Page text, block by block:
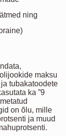
ning
maksu
tubakatoodete
ka ”9
on õlu, mille
ja muud